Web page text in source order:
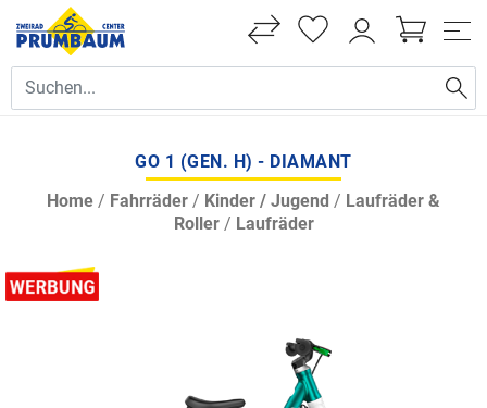
GO 1 (GEN. H) - DIAMANT
Home / Fahrräder / Kinder / Jugend / Laufräder &
Roller/ Laufräder